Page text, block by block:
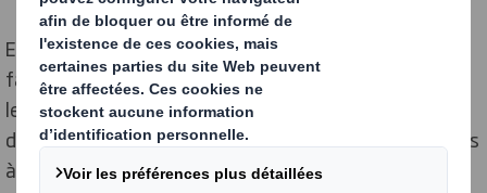
En janvier 2025, nous avons rejoint la
familleInternational Paper, créant ainsi un véritable
leader mondial dans le domaine des solutions
d'emballage durables. Ensemble, nous restons engagés
à créer un avenir plus durable.